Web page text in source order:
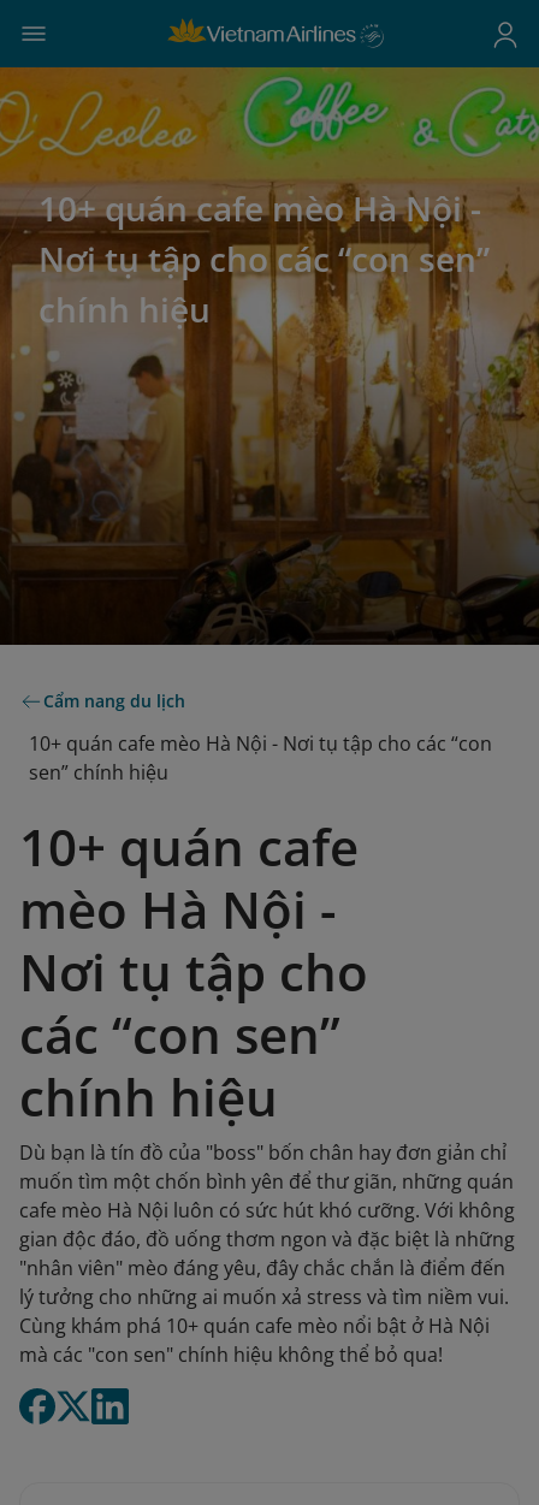
10+ quán cafe mèo Hà Nội -
Nơi tụ tập cho các “con sen”
chính hiệu
Cẩm nang du lịch
10+ quán cafe mèo Hà Nội - Nơi tụ tập cho các “con
sen” chính hiệu
10+ quán cafe
mèo Hà Nội -
Nơi tụ tập cho
các “con sen”
chính hiệu
Dù bạn là tín đồ của "boss" bốn chân hay đơn giản chỉ
muốn tìm một chốn bình yên để thư giãn, những quán
cafe mèo Hà Nội luôn có sức hút khó cưỡng. Với không
gian độc đáo, đồ uống thơm ngon và đặc biệt là những
"nhân viên" mèo đáng yêu, đây chắc chắn là điểm đến
lý tưởng cho những ai muốn xả stress và tìm niềm vui.
Cùng khám phá 10+ quán cafe mèo nổi bật ở Hà Nội
mà các "con sen" chính hiệu không thể bỏ qua!